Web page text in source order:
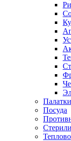
Посуда